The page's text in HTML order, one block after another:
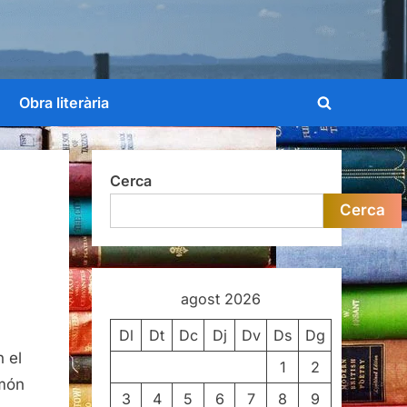
Obra literària
Toggle
search
form
el
Cerca
Cerca
agost 2026
Dl Dt Dc Dj Dv Ds
Dg
1
2
3
4 5 6 7 8
9